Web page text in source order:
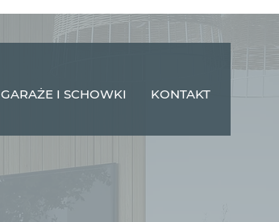
GARAŻE I SCHOWKI KONTAKT